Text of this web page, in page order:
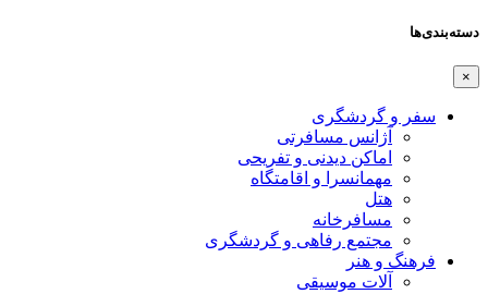
دسته‌بندی‌ها
×
سفر و گردشگری
آژانس مسافرتی
اماکن دیدنی و تفریحی
مهمانسرا و اقامتگاه
هتل
مسافرخانه
مجتمع رفاهی و گردشگری
فرهنگ و هنر
آلات موسیقی